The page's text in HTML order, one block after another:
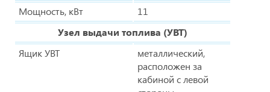
Мощность, кВт
11
Узел выдачи топлива (УВТ)
Ящик УВТ
металлический,
расположен за
кабиной с левой